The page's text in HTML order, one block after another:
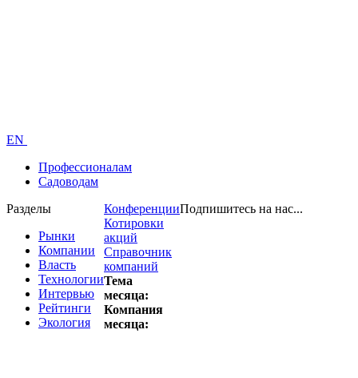
EN
Профессионалам
Садоводам
Разделы
Рынки
Компании
Власть
Технологии
Интервью
Рейтинги
Экология
Конференции
Котировки
акций
Справочник
компаний
Тема
месяца:
Компания
месяца:
Подпишитесь на нас...